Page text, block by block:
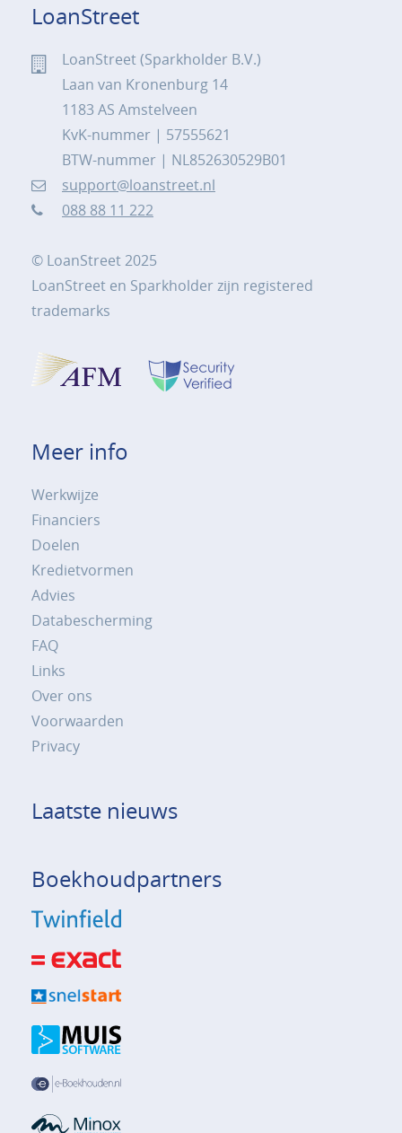
LoanStreet
LoanStreet (Sparkholder B.V.)
Laan van Kronenburg 14
1183 AS Amstelveen
KvK-nummer | 57555621
BTW-nummer | NL852630529B01
support@loanstreet.nl
088 88 11 222
© LoanStreet 2025
LoanStreet en Sparkholder zijn registered
trademarks
Meer info
Werkwijze
Financiers
Doelen
Kredietvormen
Advies
Databescherming
FAQ
Links
Over ons
Voorwaarden
Privacy
Laatste nieuws
Boekhoudpartners